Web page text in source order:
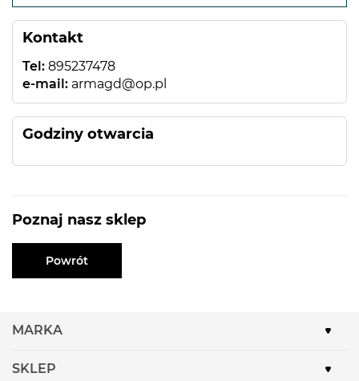
Kontakt
Tel: 895237478
e-mail: armagd@op.pl
Godziny otwarcia
−
Poznaj nasz sklep
Powrót
MARKA
SKLEP